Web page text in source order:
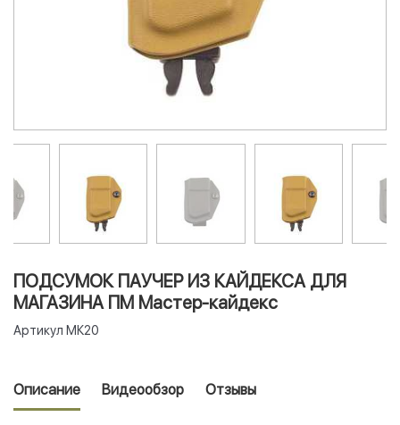
ПОДСУМОК ПАУЧЕР ИЗ КАЙДЕКСА ДЛЯ
МАГАЗИНА ПМ Мастер-кайдекс
Артикул МК20
Описание Видеообзор Отзывы